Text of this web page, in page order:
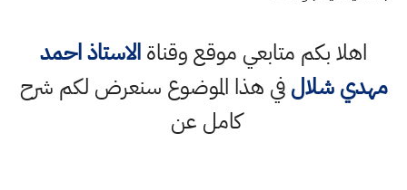
اهلا بكم متابعي موقع وقناةالاستاذ احمد
مهدي شلالفي هذا الموضوع سنعرض لكم شرح
كامل عن